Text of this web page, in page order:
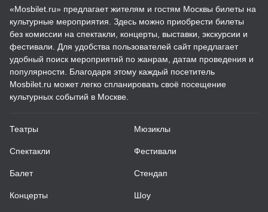
«Mosbilet.ru» предлагает жителям и гостям Москвы билеты на
культурные мероприятия. Здесь можно приобрести билеты
без комиссии на спектакли, концерты, выставки, экскурсии и
фестивали. Для удобства пользователей сайт предлагает
удобный поиск мероприятий по жанрам, датам проведения и
популярности. Благодаря этому каждый посетитель
Mosbilet.ru может легко спланировать своё посещение
культурных событий в Москве.
Театры
Спектакли
Балет
Концерты
Мюзиклы
Фестивали
Стендап
Шоу